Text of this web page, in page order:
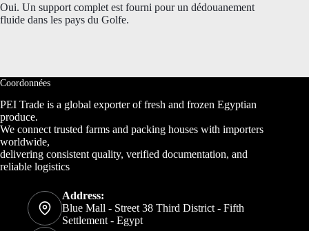
Oui. Un support complet est fourni pour un dédouanement
fluide dans les pays du Golfe.
Coordonnées
PEI Trade is a global exporter of fresh and frozen Egyptian
produce.
We connect trusted farms and packing houses with importers
worldwide,
delivering consistent quality, verified documentation, and
reliable logistics
Address:
Blue Mall - Street 38 Third District - Fifth
Settlement - Egypt